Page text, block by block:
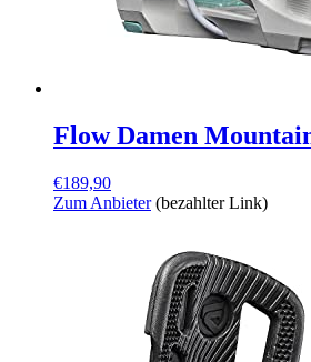
Flow Damen
€189,90
Zum Anbieter (bezahlter Link)